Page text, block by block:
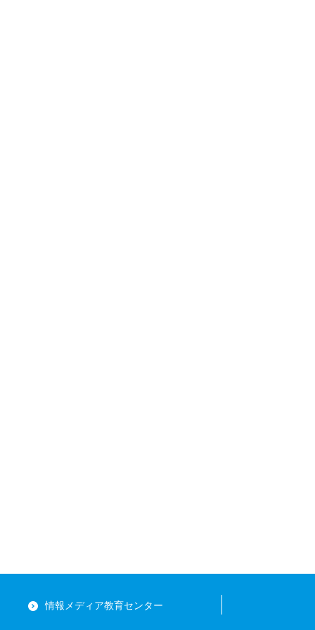
情報メディア教育センター